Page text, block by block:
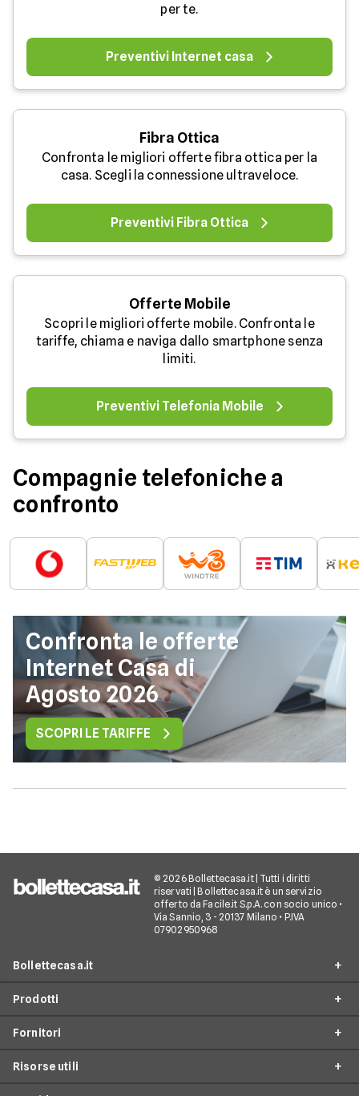
per te.
Preventivi Internet casa
Fibra Ottica
Confronta le migliori offerte fibra ottica per la
casa. Scegli la connessione ultraveloce.
Preventivi Fibra Ottica
Offerte Mobile
Scopri le migliori offerte mobile. Confronta le
tariffe, chiama e naviga dallo smartphone senza
limiti.
Preventivi Telefonia Mobile
Compagnie telefoniche a
confronto
Confronta le offerte
Internet Casa di
Agosto 2026
SCOPRI LE TARIFFE
© 2026 Bollettecasa.it | Tutti i diritti
riservati | Bollettecasa.it è un servizio
offerto da Facile.it S.p.A. con socio unico •
Via Sannio, 3 - 20137 Milano • P.IVA
07902950968
Bollettecasa.it
Contatti
Servizio clienti
Prodotti
Offerte Internet Casa
Offerte Telefonia mobile
Fornitori
Risorse utili